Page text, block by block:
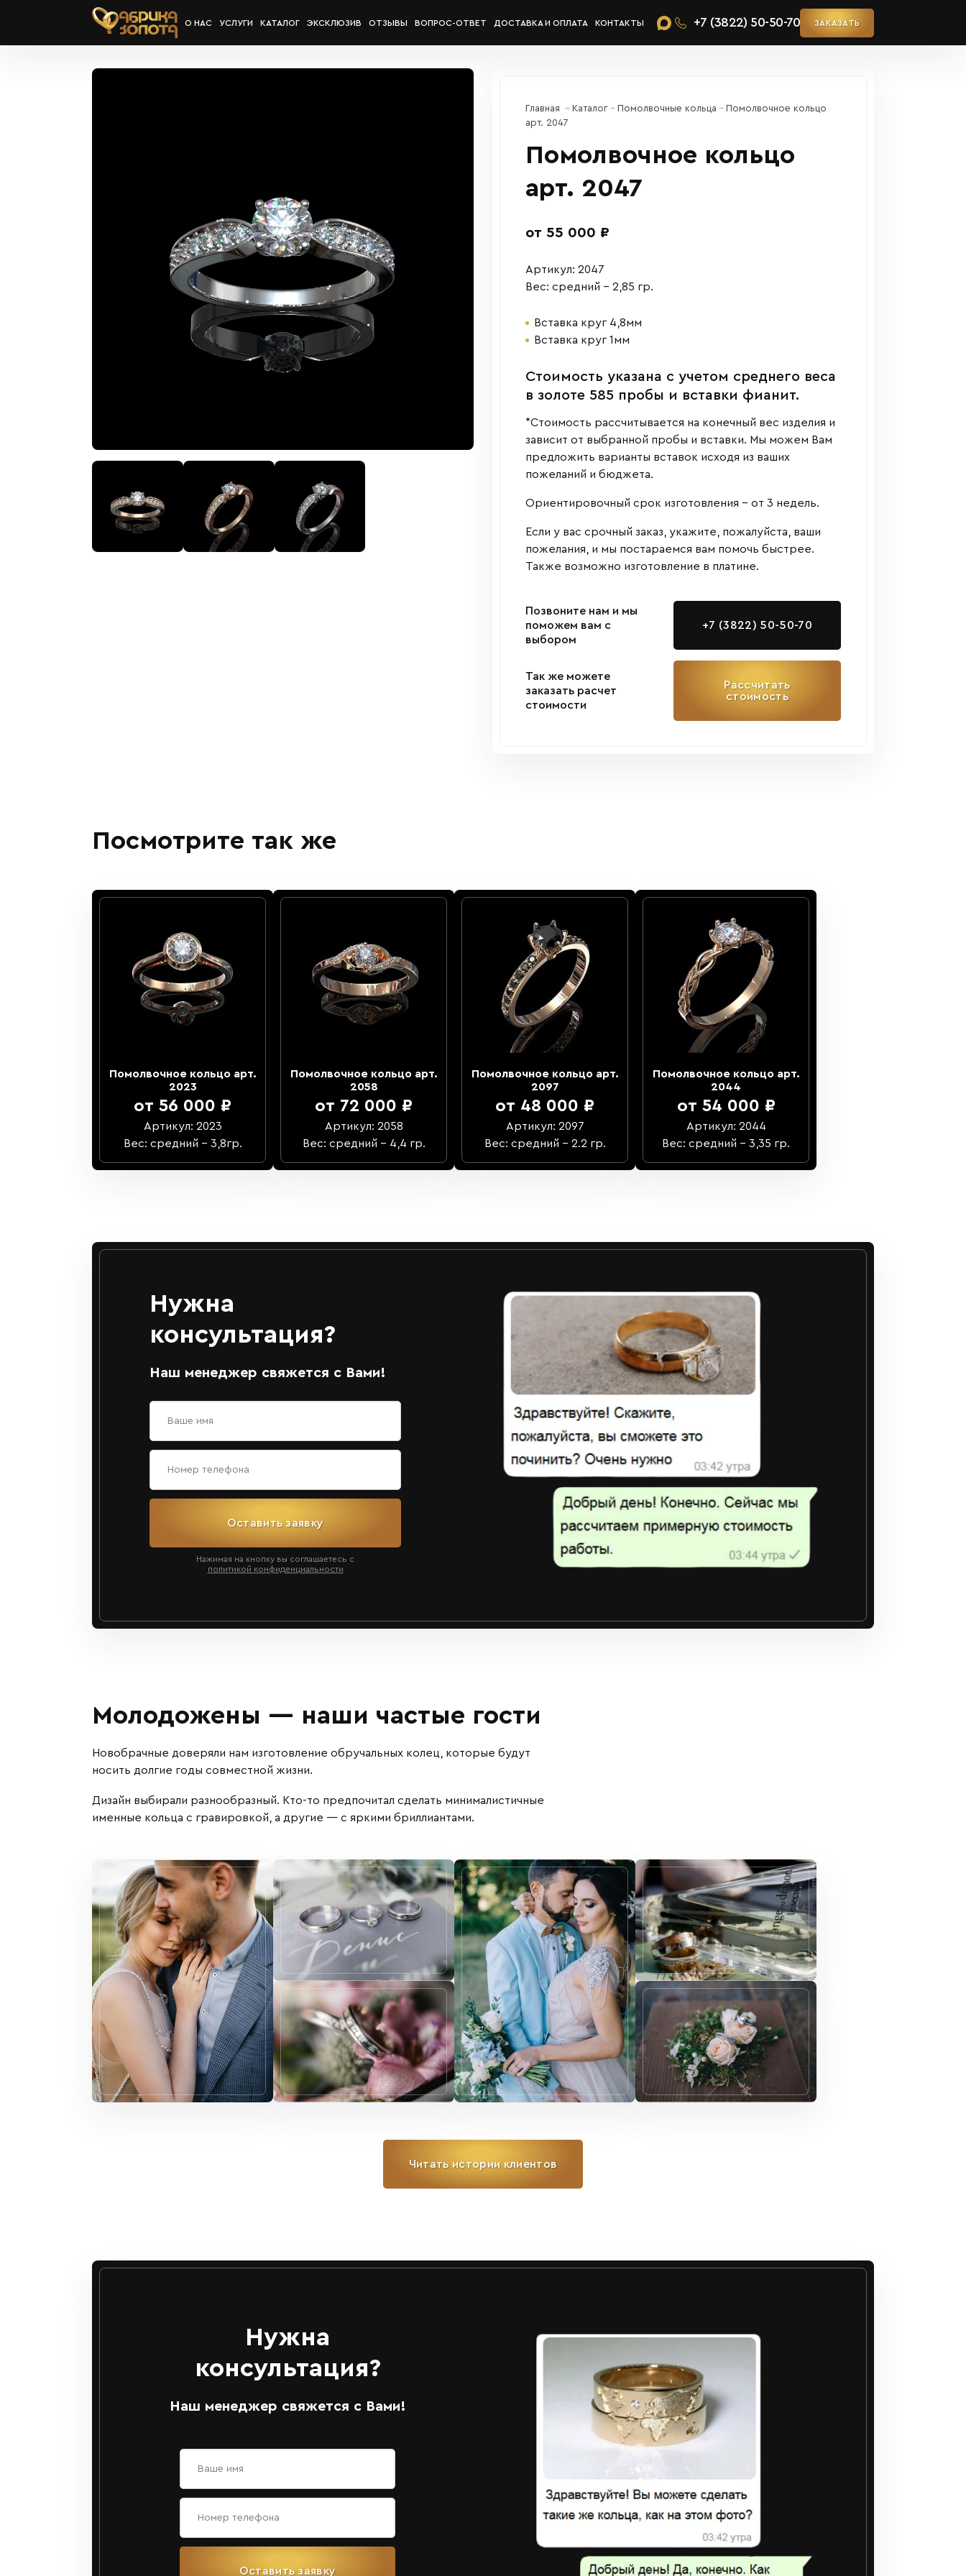
О НАС УСЛУГИ КАТАЛОГ ЭКСКЛЮЗИВ ОТЗЫВЫ ВОПРОС-ОТВЕТ ДОСТАВКА И ОПЛАТА КОНТАКТЫ +7 (3822) 50-50-70 ЗАКАЗАТЬ
Главная Каталог Помолвочные кольца
Помолвочное кольцо
арт. 2047
Помолвочное кольцо
арт. 2047
от 55 000 ₽
Артикул: 2047
Вес: средний – 2,85 гр.
Вставка круг 4,8мм
Вставка круг 1мм
Cтоимость указана с учетом среднего веса
в золоте 585 пробы и вставки фианит.
*Стоимость рассчитывается на конечный вес изделия и
зависит от выбранной пробы и вставки. Мы можем Вам
предложить варианты вставок исходя из ваших
пожеланий и бюджета.
Ориентировочный срок изготовления - от 3 недель.
Если у вас срочный заказ, укажите, пожалуйста, ваши
пожелания, и мы постараемся вам помочь быстрее.
Также возможно изготовление в платине.
Позвоните нам и мы
поможем вам с
выбором
+7 (3822) 50-50-70
Так же можете
заказать расчет
стоимости
Рассчитать
стоимость
Посмотрите так же
Помолвочное кольцо арт.
2023
от 56 000 ₽
Артикул: 2023
Вес: средний – 3,8гр.
Помолвочное кольцо арт.
2058
от 72 000 ₽
Артикул: 2058
Вес: средний – 4,4 гр.
Помолвочное кольцо арт.
2097
от 48 000 ₽
Артикул: 2097
Вес: средний – 2.2 гр.
Помолвочное кольцо арт.
2044
от 54 000 ₽
Артикул: 2044
Вес: средний – 3,35 гр.
Нужна
консультация?
Наш менеджер свяжется с Вами!
Оставить заявку
Нажимая на кнопку вы соглашаетесь с
политикой конфиденциальности
Молодожены — наши частые гости
Новобрачные доверяли нам изготовление обручальных колец, которые будут
носить долгие годы совместной жизни.
Дизайн выбирали разнообразный. Кто-то предпочитал сделать минималистичные
именные кольца с гравировкой, а другие — с яркими бриллиантами.
Читать истории клиентов
Нужна
консультация?
Наш менеджер свяжется с Вами!
Оставить заявку